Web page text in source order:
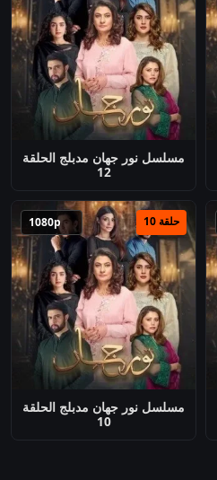
مسلسل نور جهان مدبلج الحلقة
12
حلقة 10 1080p
مسلسل نور جهان مدبلج الحلقة
10